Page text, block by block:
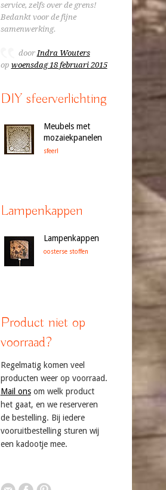
service, zelfs over de grens!
Bedankt voor de fijne
samenwerking.
doorIndra Wouters
op woensdag 18 februari 2015
DIY sfeerverlichting
Meubels met
mozaiekpanelen
sfeer!
Lampenkappen
Lampenkappen
oosterse stoffen
Product niet op
voorraad?
Regelmatig komen veel
producten weer op voorraad.
Mail onsom welk product
het gaat, en we reserveren
de bestelling. Bij iedere
vooruitbestelling sturen wij
een kadootje mee.